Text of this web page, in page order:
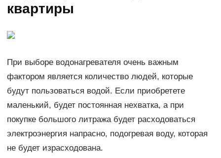
квартиры
При выборе водонагревателя очень важным
фактором является количество людей, которые
будут пользоваться водой. Если приобретете
маленький, будет постоянная нехватка, а при
покупке большого литража будет расходоваться
электроэнергия напрасно, подогревая воду, которая
не будет израсходована.